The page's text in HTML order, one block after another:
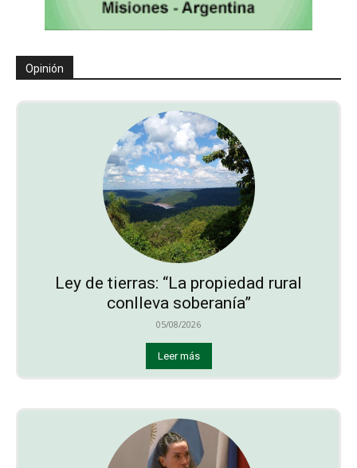
Opinión
Ley de tierras: “La propiedad rural
conlleva soberanía”
05/08/2026
Leer más